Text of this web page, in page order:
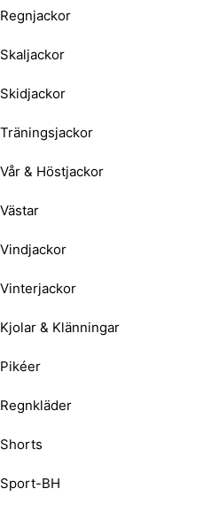
Regnjackor
Skaljackor
Skidjackor
Träningsjackor
Vår & Höstjackor
Västar
Vindjackor
Vinterjackor
Kjolar & Klänningar
Pikéer
Regnkläder
Shorts
Sport-BH